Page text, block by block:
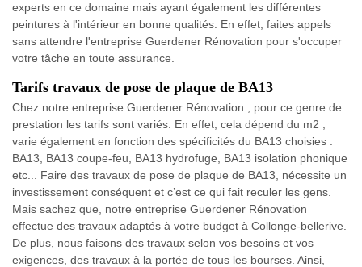
experts en ce domaine mais ayant également les différentes
peintures à l'intérieur en bonne qualités. En effet, faites appels
sans attendre l'entreprise Guerdener Rénovation pour s'occuper
votre tâche en toute assurance.
Tarifs travaux de pose de plaque de BA13
Chez notre entreprise Guerdener Rénovation , pour ce genre de
prestation les tarifs sont variés. En effet, cela dépend du m2 ;
varie également en fonction des spécificités du BA13 choisies :
BA13, BA13 coupe-feu, BA13 hydrofuge, BA13 isolation phonique
etc... Faire des travaux de pose de plaque de BA13, nécessite un
investissement conséquent et c’est ce qui fait reculer les gens.
Mais sachez que, notre entreprise Guerdener Rénovation
effectue des travaux adaptés à votre budget à Collonge-bellerive.
De plus, nous faisons des travaux selon vos besoins et vos
exigences, des travaux à la portée de tous les bourses. Ainsi,